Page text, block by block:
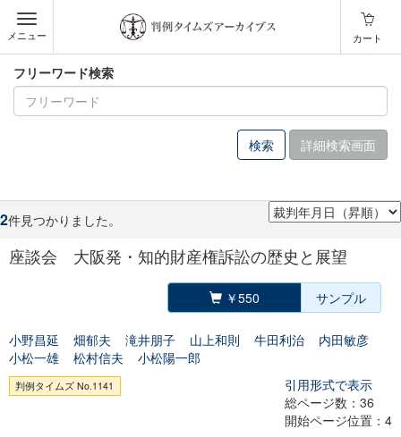
メニュー カート
フリーワード検索
詳細検索画面
2件見つかりました。
座談会 大阪発・知的財産権訴訟の歴史と展望
￥550 サンプル
小野昌延 畑郁夫 滝井朋子 山上和則 牛田利治
内田敏彦
小松一雄
松村信夫 小松陽一郎
判例タイムズ No.1141
引用形式で表示
総ページ数：36
開始ページ位置：4